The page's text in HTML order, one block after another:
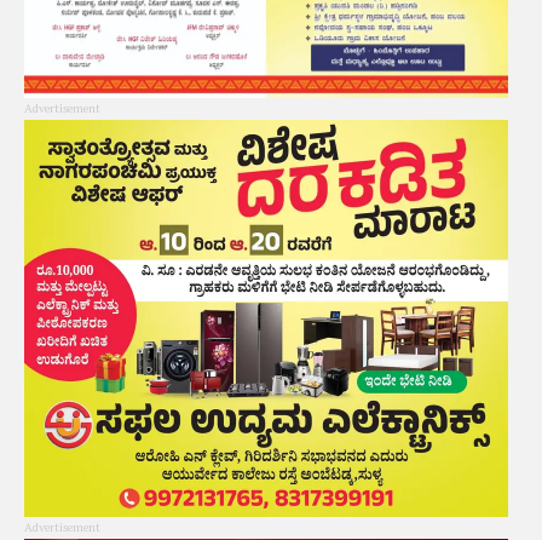
Advertisement
Advertisement